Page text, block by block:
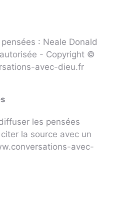
: Neale Donald
- Copyright ©
avec-dieu.fr
les pensées
la source avec un
avec-